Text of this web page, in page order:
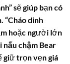
sẽ giúp bạn có
“Cháo dinh
hoặc người lớn
nấu chậm Bear
giữ trọn vẹn giá